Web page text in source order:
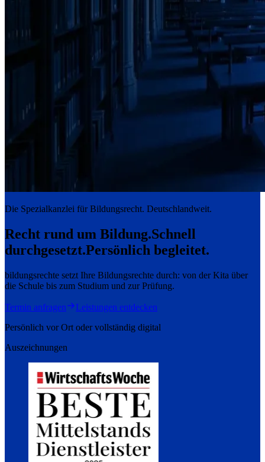
Die Spezialkanzlei für Bildungsrecht. Deutschlandweit.
Recht rund um Bildung.Schnell
durchgesetzt.Persönlich begleitet.
bildungsrechte setzt Ihre Bildungsrechte durch: von der Kita über
die Schule bis zum Studium und zur Prüfung.
Termin anfragen
Leistungen entdecken
Persönlich vor Ort oder vollständig digital
Auszeichnungen